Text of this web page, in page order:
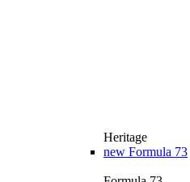
Heritage
new Formula 73